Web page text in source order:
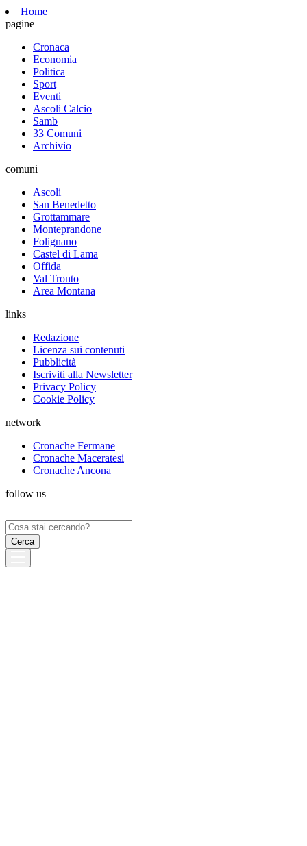
Home
pagine
Cronaca
Economia
Politica
Sport
Eventi
Ascoli Calcio
Samb
33 Comuni
Archivio
comuni
Ascoli
San Benedetto
Grottammare
Monteprandone
Folignano
Castel di Lama
Offida
Val Tronto
Area Montana
links
Redazione
Licenza sui contenuti
Pubblicità
Iscriviti alla Newsletter
Privacy Policy
Cookie Policy
network
Cronache Fermane
Cronache Maceratesi
Cronache Ancona
follow us
Ricerca
per: